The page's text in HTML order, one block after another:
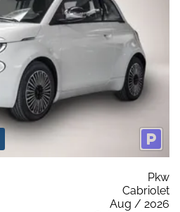
Pkw
Cabriolet
Aug / 2026